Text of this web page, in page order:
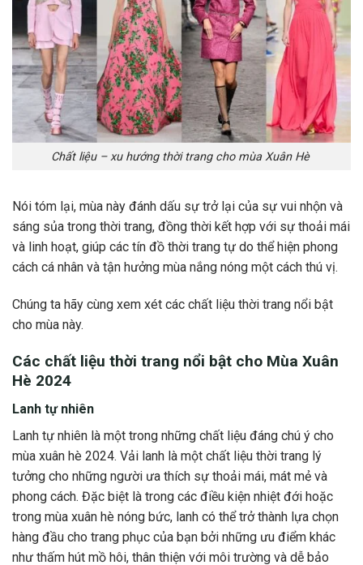
Chất liệu – xu hướng thời trang cho mùa Xuân Hè
Nói tóm lại, mùa này đánh dấu sự trở lại của sự vui nhộn và
sáng sủa trong thời trang, đồng thời kết hợp với sự thoải mái
và linh hoạt, giúp các tín đồ thời trang tự do thể hiện phong
cách cá nhân và tận hưởng mùa nắng nóng một cách thú vị.
Chúng ta hãy cùng xem xét các chất liệu thời trang nổi bật
cho mùa này.
Các chất liệu thời trang nổi bật cho Mùa Xuân
Hè 2024
Lanh tự nhiên
Lanh tự nhiên là một trong những chất liệu đáng chú ý cho
mùa xuân hè 2024. Vải lanh là một chất liệu thời trang lý
tưởng cho những người ưa thích sự thoải mái, mát mẻ và
phong cách. Đặc biệt là trong các điều kiện nhiệt đới hoặc
trong mùa xuân hè nóng bức, lanh có thể trở thành lựa chọn
hàng đầu cho trang phục của bạn bởi những ưu điểm khác
như thấm hút mồ hôi, thân thiện với môi trường và dễ bảo